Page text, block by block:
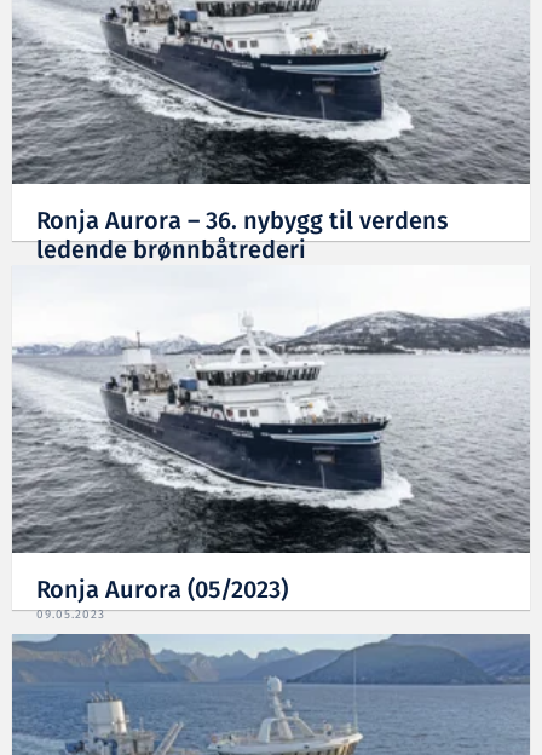
Ronja Aurora – 36. nybygg til verdens
ledende brønnbåtrederi
Ronja Aurora (05/2023)
09.05.2023